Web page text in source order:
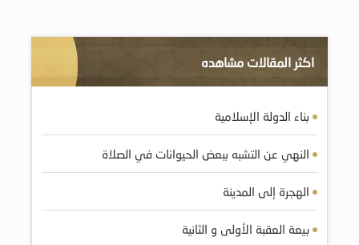
اكثر المقالات مشاهده
بناء الدولة الإسلامية
النهي عن التشبه ببعض الحيوانات في الصلاة
الهجرة إلى المدينة
بيعة العقبة الأولى و الثانية